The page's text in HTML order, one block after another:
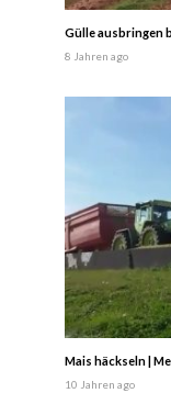
Gülle ausbringen
8 Jahren ago
Mais häckseln |
10 Jahren ago